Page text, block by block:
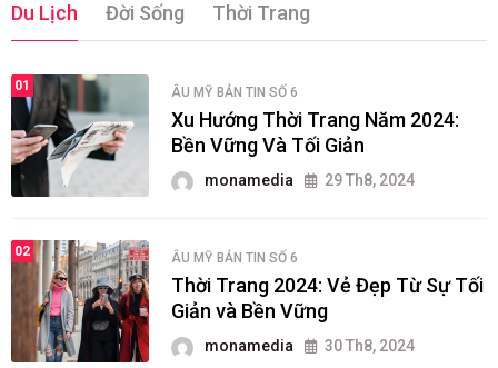
Du Lịch Đời Sống Thời Trang
01 ÂU MỸ BẢN TIN SỐ 6
Xu Hướng Thời Trang Năm 2024:
Bền Vững Và Tối Giản
monamedia 29 Th8, 2024
02 ÂU MỸ BẢN TIN SỐ 6
Thời Trang 2024: Vẻ Đẹp Từ Sự Tối
Giản và Bền Vững
monamedia 30 Th8, 2024